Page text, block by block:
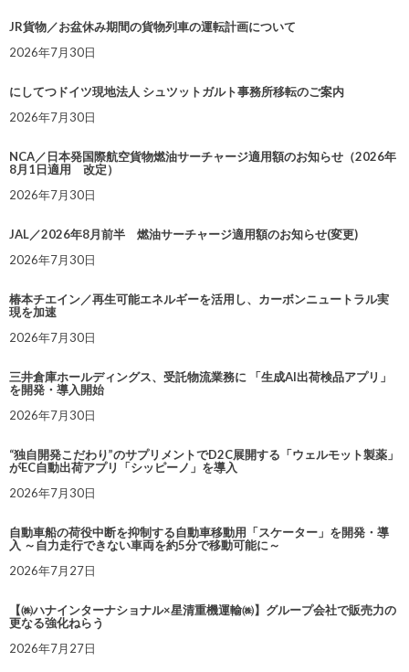
JR貨物／お盆休み期間の貨物列車の運転計画について
2026年7月30日
にしてつドイツ現地法人 シュツットガルト事務所移転のご案内
2026年7月30日
NCA／日本発国際航空貨物燃油サーチャージ適用額のお知らせ（2026年
8月1日適用 改定）
2026年7月30日
JAL／2026年8月前半 燃油サーチャージ適用額のお知らせ(変更)
2026年7月30日
椿本チエイン／再生可能エネルギーを活用し、カーボンニュートラル実
現を加速
2026年7月30日
三井倉庫ホールディングス、受託物流業務に 「生成AI出荷検品アプリ」
を開発・導入開始
2026年7月30日
“独自開発こだわり”のサプリメントでD2C展開する「ウェルモット製薬」
がEC自動出荷アプリ「シッピーノ」を導入
2026年7月30日
自動車船の荷役中断を抑制する自動車移動用「スケーター」を開発・導
入 ～自力走行できない車両を約5分で移動可能に～
2026年7月27日
【㈱ハナインターナショナル×星清重機運輸㈱】グループ会社で販売力の
更なる強化ねらう
2026年7月27日